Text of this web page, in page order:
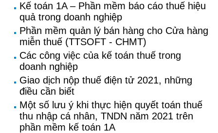
Kế toán 1A – Phần mềm báo cáo thuế hiệu
quả trong doanh nghiệp
Phần mềm quản lý bán hàng cho Cửa hàng
miễn thuế (TTSOFT - CHMT)
Các công việc của kế toán thuế trong
doanh nghiệp
Giao dịch nộp thuế điện tử 2021, những
điều cần biết
Một số lưu ý khi thực hiện quyết toán thuế
thu nhập cá nhân, TNDN năm 2021 trên
phần mềm kế toán 1A